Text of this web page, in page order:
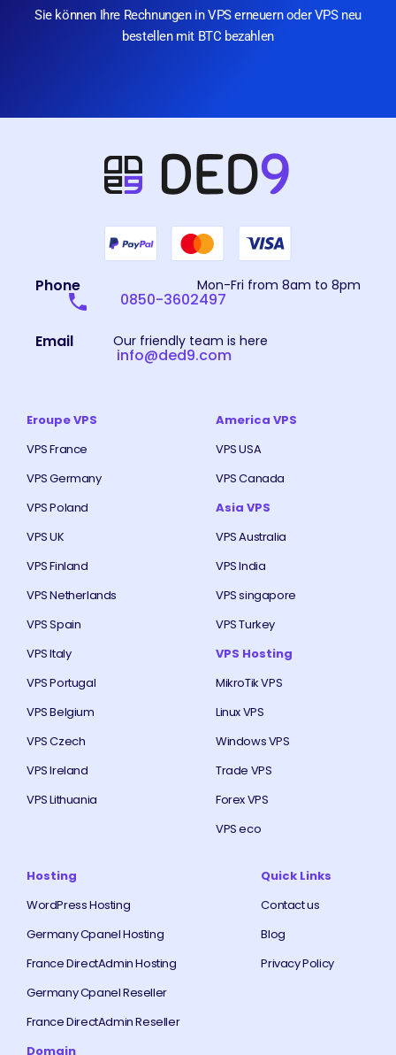
Sie können Ihre Rechnungen in VPS erneuern oder VPS neu
bestellen mit BTC bezahlen
Phone Mon-Fri from 8am to 8pm
0850-3602497
Email Our friendly team is here
info@ded9.com
Eroupe VPS
VPS France
VPS Germany
VPS Poland
VPS UK
VPS Finland
VPS Netherlands
VPS Spain
VPS Italy
VPS Portugal
VPS Belgium
VPS Czech
VPS Ireland
VPS Lithuania
America VPS
VPS USA
VPS Canada
Asia VPS
VPS Australia
VPS India
VPS singapore
VPS Turkey
VPS Hosting
MikroTik VPS
Linux VPS
Windows VPS
Trade VPS
Forex VPS
VPS eco
Hosting
WordPress Hosting
Germany Cpanel Hosting
France DirectAdmin Hosting
Germany Cpanel Reseller
France DirectAdmin Reseller
Quick Links
Contact us
Blog
Privacy Policy